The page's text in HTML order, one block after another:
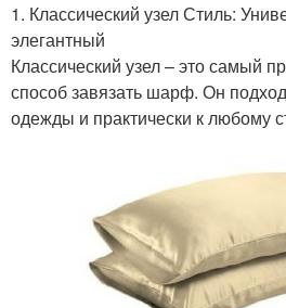
1. Классический узел Стиль:
элегантный
Классический узел – это самый
способ завязать шарф. Он
одежды и практически к любому